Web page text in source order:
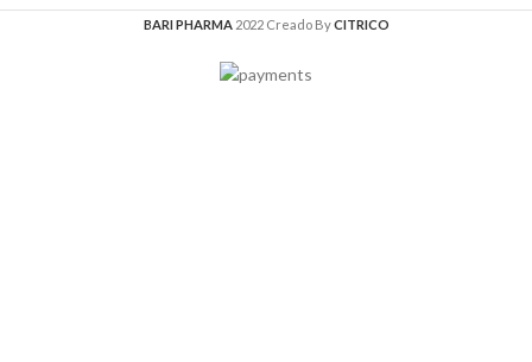
BARI PHARMA 2022 Creado ByCITRICO